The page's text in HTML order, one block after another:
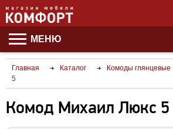
МЕНЮ
Главная Каталог Комоды глянцевые
5
Комод Михаил Люкс 5